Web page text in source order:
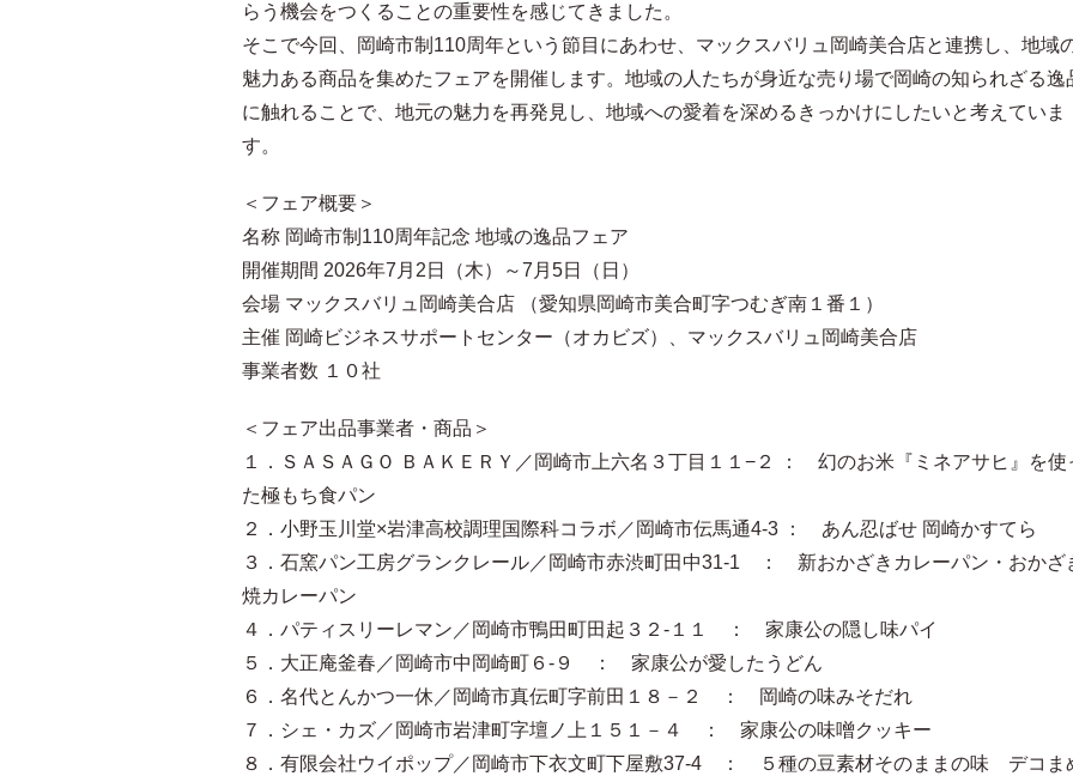
らう機会をつくることの重要性を感じてきました。
そこで今回、岡崎市制110周年という節目にあわせ、マックスバリュ岡崎美合店と連携し、地域
魅力ある商品を集めたフェアを開催します。地域の人たちが身近な売り場で岡崎の知られざる逸
に触れることで、地元の魅力を再発見し、地域への愛着を深めるきっかけにしたいと考えていま
す。
＜フェア概要＞
名称 岡崎市制110周年記念 地域の逸品フェア
開催期間 2026年7月2日（木）～7月5日（日）
会場 マックスバリュ岡崎美合店 （愛知県岡崎市美合町字つむぎ南１番１）
主催 岡崎ビジネスサポートセンター（オカビズ）、マックスバリュ岡崎美合店
事業者数 １０社
＜フェア出品事業者・商品＞
１．ＳＡＳＡＧＯ ＢＡＫＥＲＹ／岡崎市上六名３丁目１１−２ ： 幻のお米『ミネアサヒ』を使
た極もち食パン
２．小野玉川堂×岩津高校調理国際科コラボ／岡崎市伝馬通4-3 ： あん忍ばせ 岡崎かすてら
３．石窯パン工房グランクレール／岡崎市赤渋町田中31-1 ： 新おかざきカレーパン・おかざ
焼カレーパン
４．パティスリーレマン／岡崎市鴨田町田起３２-１１ ： 家康公の隠し味パイ
５．大正庵釜春／岡崎市中岡崎町６-９ ： 家康公が愛したうどん
６．名代とんかつ一休／岡崎市真伝町字前田１８－２ ： 岡崎の味みそだれ
７．シェ・カズ／岡崎市岩津町字壇ノ上１５１－４ ： 家康公の味噌クッキー
８．有限会社ウイポップ／岡崎市下衣文町下屋敷37-4 ： ５種の豆素材そのままの味 デコま